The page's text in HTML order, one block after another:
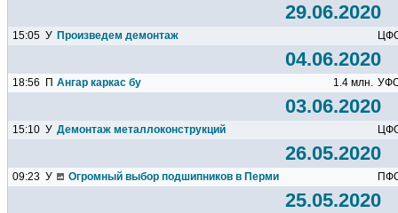
29.06.2020
15:05 У Произведем демонтаж
04.06.2020
18:56 П Ангар каркас бу 1.4 млн.
03.06.2020
15:10 У Демонтаж металлоконструкций
26.05.2020
09:23 У Огромный выбор подшипников в Перми
25.05.2020